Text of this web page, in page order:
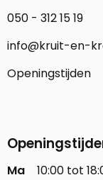
050 - 312 15 19
info@kruit-en-
Openingstijden
Ma
10:00 tot